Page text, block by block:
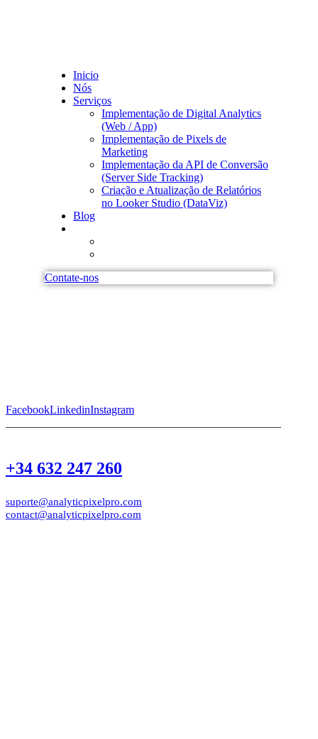
Inicio
Nós
Serviços
Implementação de Digital Analytics
(Web / App)
Implementação de Pixels de
Marketing
Implementação da API de Conversão
(Server Side Tracking)
Criação e Atualização de Relatórios
no Looker Studio (DataViz)
Blog
Contate-nos
FacebookLinkedinInstagram
+34 632 247 260
suporte@analyticpixelpro.com
contact@analyticpixelpro.com